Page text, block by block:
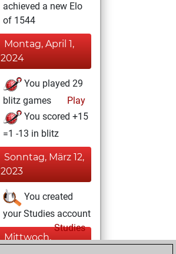
achieved a new Elo
of 1544
Montag, April 1,
2024
You played 29
blitz games
Play
You scored +15
=1 -13 in blitz
Sonntag, März 12,
2023
You created
your Studies account
Studies
Mittwoch,